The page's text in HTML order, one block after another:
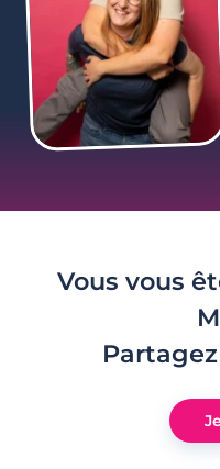
11 minutes
Top 7 des
rencontrer
Vous vous